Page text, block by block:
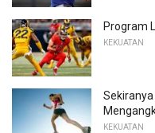
Program
KEKUATAN
KEKUATAN